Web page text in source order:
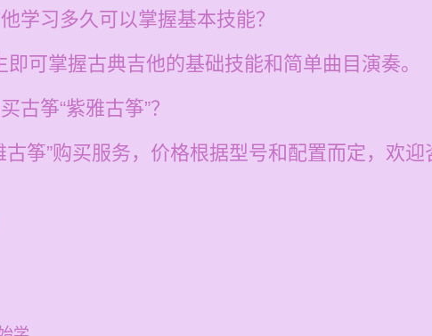
学习多久可以掌握基本技能？
可掌握古典吉他的基础技能和简单曲目演奏。
古筝“紫雅古筝”？
古筝”购买服务，价格根据型号和配置而定，欢迎